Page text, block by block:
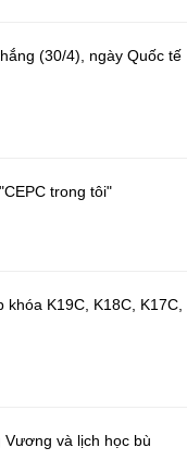
(30/4), ngày Quốc tế
trong tôi"
K19C, K18C, K17C,
và lịch học bù